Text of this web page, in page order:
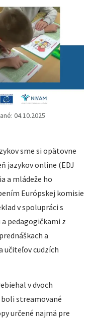
04.10.2025
sme si opätovne
jazykov online (EDJ
a mládeže ho
Európskej komisie
v spolupráci s
pedagogičkami z
a
učiteľov cudzích
v dvoch
boli streamované
určené najmä pre